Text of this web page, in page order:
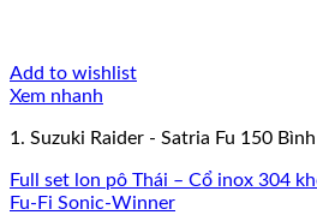
Add to wishlist
Xem nhanh
1. Suzuki Raider - Satria Fu 150
Full set lon pô Thái – Cổ inox 304
Fu-Fi Sonic-Winner